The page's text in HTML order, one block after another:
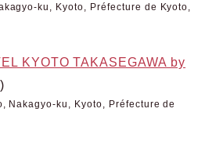
ku, Kyoto, Préfecture de Kyoto,
KYOTO TAKASEGAWA by
Nakagyo-ku, Kyoto, Préfecture de